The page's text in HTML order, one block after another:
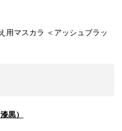
マスカラ ＜アッシュブラッ
黒）